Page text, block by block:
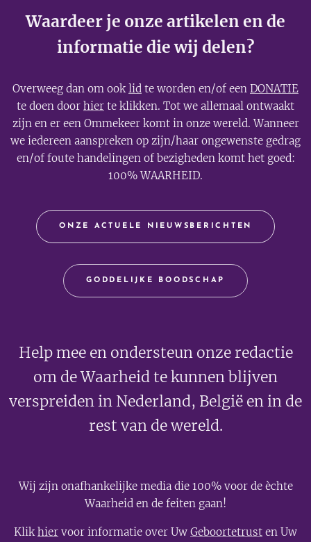
Waardeer je onze artikelen en de
informatie die wij delen?
Overweeg dan om ooklid te worden en/of een DONATIE
te doen door hier te klikken. Tot we allemaal ontwaakt
zijn en er een Ommekeer komt in onze wereld. Wanneer
we iedereen aanspreken op zijn/haar ongewenste gedrag
en/of foute handelingen of bezigheden komt het goed:
100% WAARHEID.
ONZE ACTUELE NIEUWSBERICHTEN
GODDELIJKE BOODSCHAP
Help mee en ondersteun onze redactie
om de Waarheid te kunnen blijven
verspreiden in Nederland, België en in de
rest van de wereld.
Wij zijn onafhankelijke media die 100% voor de èchte
Waarheid en de feiten gaan!
Klikhier voor informatie over Uw Geboortetrust en Uw